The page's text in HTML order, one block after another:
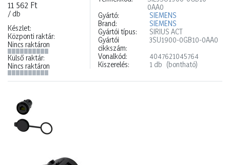
11 562 Ft
/ db
Készlet:
Központi raktár:
Nincs raktáron
Külső raktár:
Nincs raktáron
0AA0
Gyártó:
SIEMENS
Brand:
SIEMENS
Gyártói típus:
SIRIUS ACT
Gyártói
cikkszám:
3SU1900-0GB10-0AA0
Vonalkód:
4047621045764
Kiszerelés:
1 db (bontható)